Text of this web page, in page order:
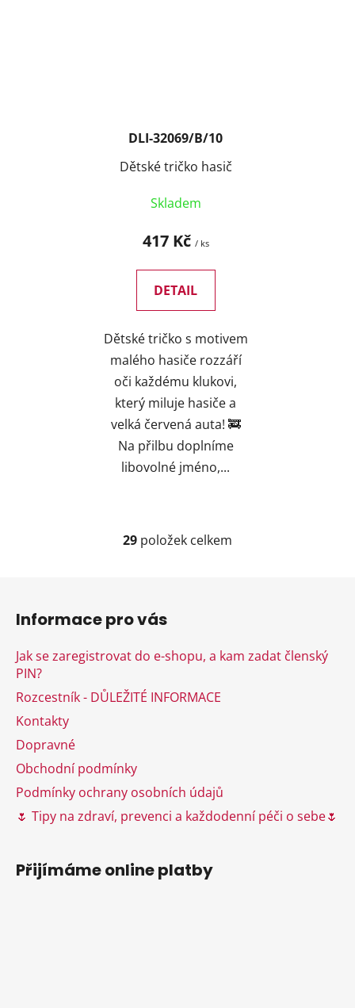
DLI-32069/B/10
Dětské tričko hasič
Skladem
417 Kč / ks
DETAIL
Dětské tričko s motivem
malého hasiče rozzáří
oči každému klukovi,
který miluje hasiče a
velká červená auta! 🚒
Na přilbu doplníme
libovolné jméno,...
O
c
p
r
ý
p
i
u
29 položek celkem
Informace pro vás
Jak se zaregistrovat do e-shopu, a kam zadat členský
PIN?
Rozcestník - DŮLEŽITÉ INFORMACE
Kontakty
Dopravné
Obchodní podmínky
Podmínky ochrany osobních údajů
🌷 Tipy na zdraví, prevenci a každodenní péči o sebe🌷
Přijímáme online platby